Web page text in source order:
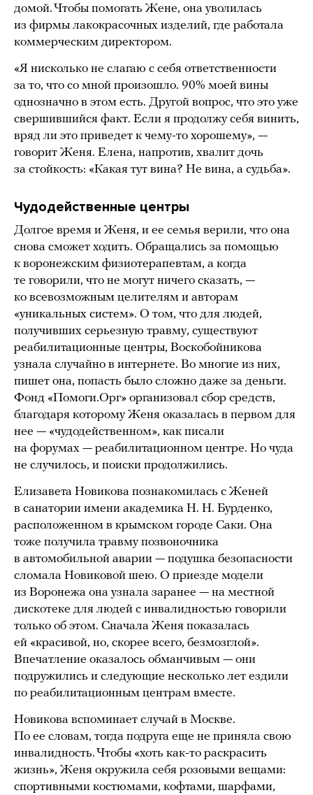
домой. Чтобы помогать Жене, она уволилась
из фирмы лакокрасочных изделий, где работала
коммерческим директором.
«Я нисколько не слагаю с себя ответственности
за то, что со мной произошло. 90% моей вины
однозначно в этом есть. Другой вопрос, что это уже
свершившийся факт. Если я продолжу себя винить,
вряд ли это приведет к чему-то хорошему», —
говорит Женя. Елена, напротив, хвалит дочь
за стойкость: «Какая тут вина? Не вина, а судьба».
Чудодейственные центры
Долгое время и Женя, и ее семья верили, что она
снова сможет ходить. Обращались за помощью
к воронежским физиотерапевтам, а когда
те говорили, что не могут ничего сказать, —
ко всевозможным целителям и авторам
«уникальных систем». О том, что для людей,
получивших серьезную травму, существуют
реабилитационные центры, Воскобойникова
узнала случайно в интернете. Во многие из них,
пишет она, попасть было сложно даже за деньги.
Фонд «Помоги.Орг» организовал сбор средств,
благодаря которому Женя оказалась в первом для
нее — «чудодейственном», как писали
на форумах — реабилитационном центре. Но чуда
не случилось, и поиски продолжились.
Елизавета Новикова познакомилась с Женей
в санатории имени академика Н. Н. Бурденко,
расположенном в крымском городе Саки. Она
тоже получила травму позвоночника
в автомобильной аварии — подушка безопасности
сломала Новиковой шею. О приезде модели
из Воронежа она узнала заранее — на местной
дискотеке для людей с инвалидностью говорили
только об этом. Сначала Женя показалась
ей «красивой, но, скорее всего, безмозглой».
Впечатление оказалось обманчивым — они
подружились и следующие несколько лет ездили
по реабилитационным центрам вместе.
Новикова вспоминает случай в Москве.
По ее словам, тогда подруга еще не приняла свою
инвалидность. Чтобы «хоть как-то раскрасить
жизнь», Женя окружила себя розовыми вещами:
спортивными костюмами, кофтами, шарфами,